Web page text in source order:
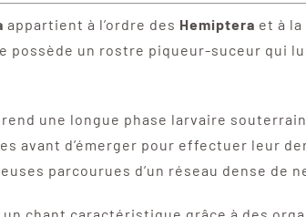
appartient à l’ordre des Hemiptera et à
possède un rostre piqueur-suceur qui
une longue phase larvaire
avant d’émerger pour effectuer leur
parcourues d’un réseau dense de